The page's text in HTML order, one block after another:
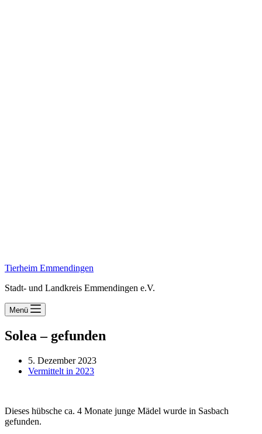
Tierheim Emmendingen
Stadt- und Landkreis Emmendingen e.V.
Menü
Solea – gefunden
5. Dezember 2023
Vermittelt in 2023
Dieses hübsche ca. 4 Monate junge Mädel wurde in Sasbach
gefunden.